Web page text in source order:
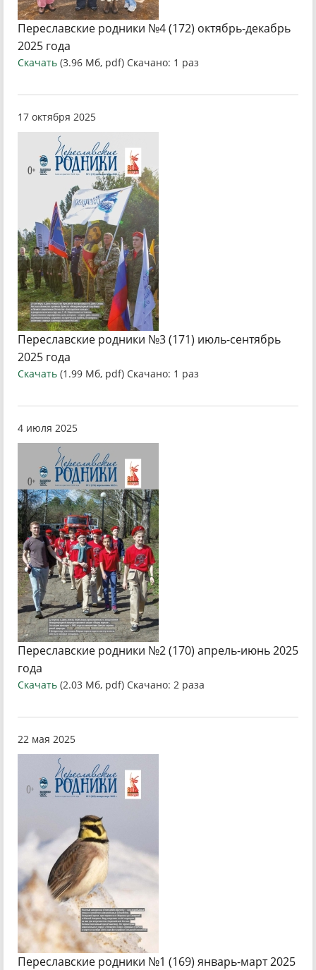
Переславские родники №4 (172) октябрь-декабрь
2025 года
Скачать (3.96 Мб, pdf) Скачано: 1 раз
17 октября 2025
Переславские родники №3 (171) июль-сентябрь
2025 года
Скачать (1.99 Мб, pdf) Скачано: 1 раз
4 июля 2025
Переславские родники №2 (170) апрель-июнь 2025
года
Скачать (2.03 Мб, pdf) Скачано: 2 раза
22 мая 2025
Переславские родники №1 (169) январь-март 2025